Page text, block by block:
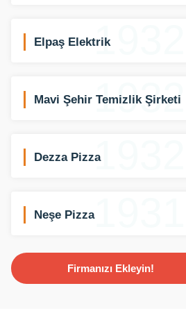
19322
Elpaş Elektrik
19321
Mavi Şehir Temizlik Şirketi
19320
Dezza Pizza
19319
Neşe Pizza
Firmanızı Ekleyin!